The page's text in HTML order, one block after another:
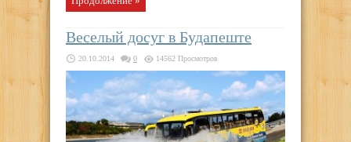
Веселый досуг в Будапеште
20.10.2014 0 14562 Просмотров